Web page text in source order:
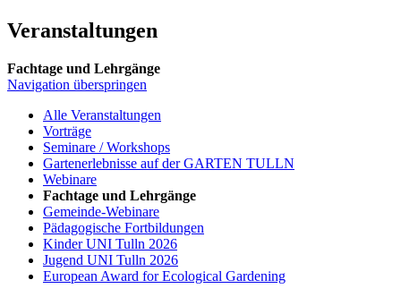
Veranstaltungen
Fachtage und Lehrgänge
Navigation überspringen
Alle Veranstaltungen
Vorträge
Seminare / Workshops
Gartenerlebnisse auf der GARTEN TULLN
Webinare
Fachtage und Lehrgänge
Gemeinde-Webinare
Pädagogische Fortbildungen
Kinder UNI Tulln 2026
Jugend UNI Tulln 2026
European Award for Ecological Gardening